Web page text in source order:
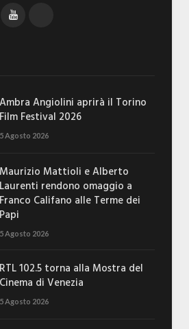
YouTube
Ambra Angiolini aprirà il Torino
Film Festival 2026
5 Agosto 2026
Maurizio Mattioli e Alberto
Laurenti rendono omaggio a
Franco Califano alle Terme dei
Papi
5 Agosto 2026
RTL 102.5 torna alla Mostra del
Cinema di Venezia
5 Agosto 2026